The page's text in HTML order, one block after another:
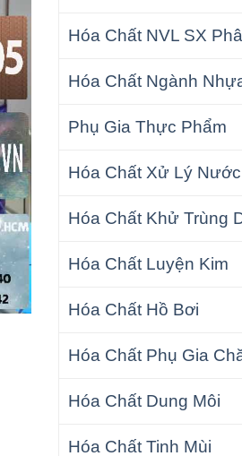
Hóa Chất NVL SX
Hóa Chất Ngành
Phụ Gia Thực Phẩm
Hóa Chất Xử Lý Nước
Hóa Chất Khử Trùng
Hóa Chất Luyện Kim
Hóa Chất Hồ Bơi
Hóa Chất Phụ Gia
Hóa Chất Dung Môi
Hóa Chất Tinh Mùi